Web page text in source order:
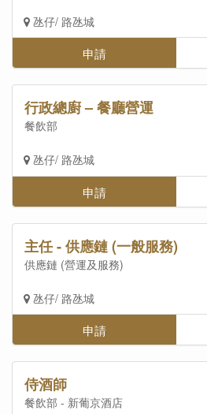
氹仔/ 路氹城
申請
行政總廚 – 餐廳營運
餐飲部
氹仔/ 路氹城
申請
主任 - 供應鏈 (一般服務)
供應鏈 (營運及服務)
氹仔/ 路氹城
申請
侍酒師
餐飲部 - 新葡京酒店